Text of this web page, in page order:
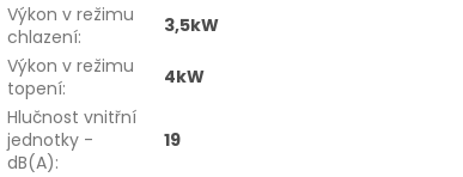
Výkon v režimu
chlazení:
3,5kW
Výkon v režimu
topení:
4kW
Hlučnost vnitřní
jednotky -
dB(A):
19